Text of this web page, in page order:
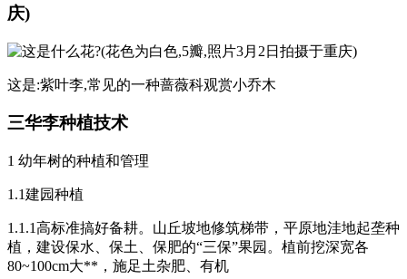
庆)
这是:紫叶李,常见的一种蔷薇科观赏小乔木
三华李种植技术
1 幼年树的种植和管理
1.1建园种植
1.1.1高标准搞好备耕。山丘坡地修筑梯带，平原地洼地起垄种
植，建设保水、保土、保肥的“三保”果园。植前挖深宽各
80~100cm大**，施足土杂肥、有机